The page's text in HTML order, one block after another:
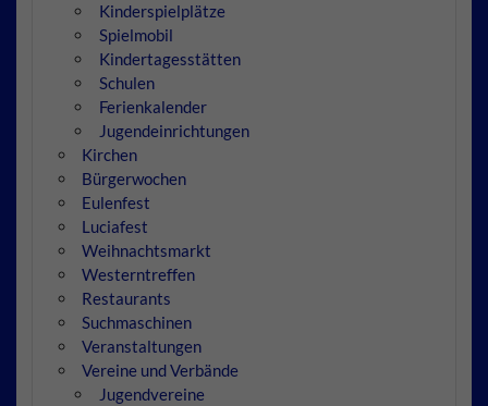
Kinderspielplätze
Spielmobil
Kindertagesstätten
Schulen
Ferienkalender
Jugendeinrichtungen
Kirchen
Bürgerwochen
Eulenfest
Luciafest
Weihnachtsmarkt
Westerntreffen
Restaurants
Suchmaschinen
Veranstaltungen
Vereine und Verbände
Jugendvereine